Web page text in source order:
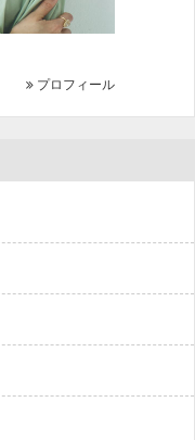
プロフィール